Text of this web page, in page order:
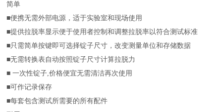
简单
■便携无需外部电源，适于实验室和现场使用
■提供拉脱率显示便于使用者控制和调整拉脱率以符合测试标准
■只需简单按键即可选择锭子尺寸，改变测量单位和存储数据
■无需转换表自动按照锭子尺寸计算拉脱力
■一次性锭子,价格便宜无需清洁再次使用
■可作记录保存
■每套包含测试所需要的所有配件